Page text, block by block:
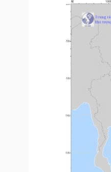
Làm đẹp - giảm cân
Phòng mạch online
Ăn sạch sống khỏe
Cải chính